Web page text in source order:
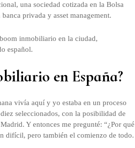
una sociedad cotizada en la Bolsa
privada y asset management.
inmobiliario en la ciudad,
español.
en España?
vivía aquí y yo estaba en un proceso
seleccionados, con la posibilidad de
Y entonces me pregunté: “¿Por qué
difícil, pero también el comienzo de todo.